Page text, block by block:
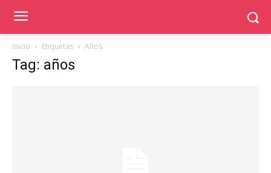
Inicio Etiquetas Años
Tag: años